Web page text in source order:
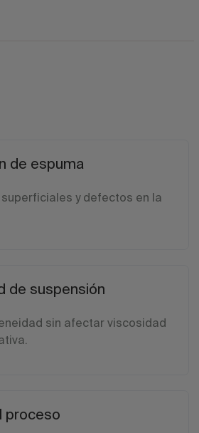
de espuma
y defectos en la
de suspensión
sin afectar viscosidad
proceso